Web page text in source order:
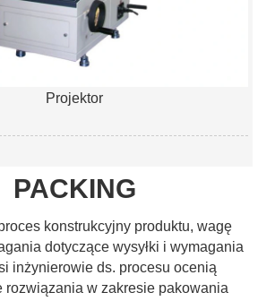
Projektor
PACKING
konstrukcyjny produktu, wagę
dotyczące wysyłki i wymagania
inżynierowie ds. procesu ocenią
rozwiązania w zakresie pakowania